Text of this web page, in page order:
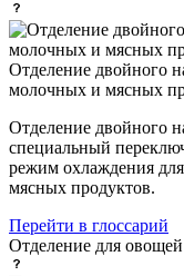
Отделение двойного
молочных и мясных
Отделение двойного
специальный
режим охлаждения
мясных продуктов.
Перейти в глоссарий
Отделение для овощей